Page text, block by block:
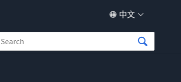
中文